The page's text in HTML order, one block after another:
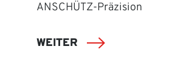
ANSCHÜTZ-Präzision
WEITER